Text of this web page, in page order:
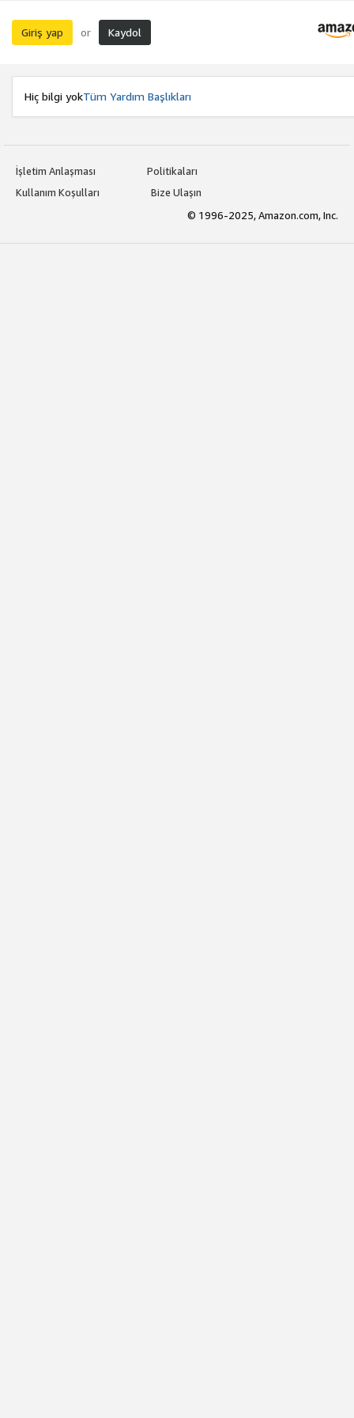
Giriş yap or Kaydol
Hiç bilgi yokTüm Yardım Başlıkları
İşletim Anlaşması
Politikaları
Kullanım Koşulları
Bize Ulaşın
© 1996-2025, Amazon.com, Inc.